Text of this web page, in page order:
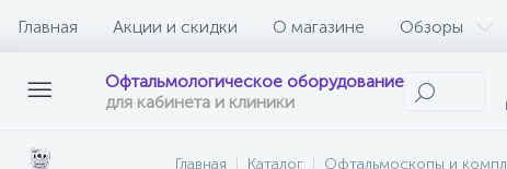
Главная Акции и скидки О магазине Обзоры
Офтальмологическое оборудование
для кабинета и клиники
Главная Каталог Офтальмоскопы и